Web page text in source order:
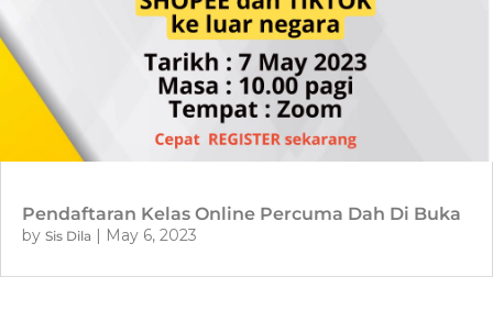
Pendaftaran Kelas Online Percuma Dah Di Buka
by Sis Dila | May 6, 2023